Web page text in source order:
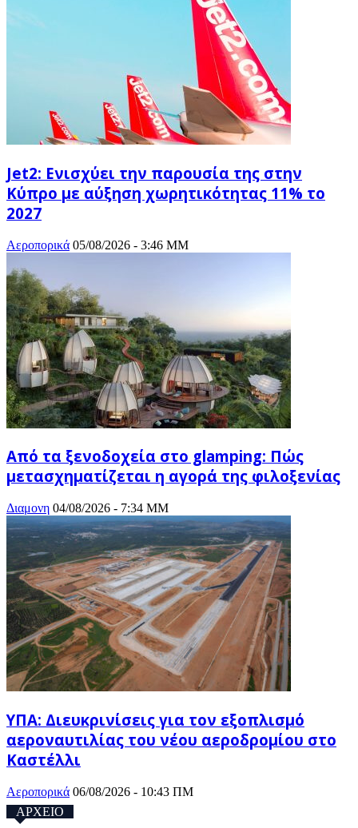
Jet2: Ενισχύει την παρουσία της στην
Κύπρο με αύξηση χωρητικότητας 11% το
2027
Αεροπορικά 05/08/2026 - 3:46 ΜΜ
Από τα ξενοδοχεία στο glamping: Πώς
μετασχηματίζεται η αγορά της φιλοξενίας
Διαμονη 04/08/2026 - 7:34 ΜΜ
ΥΠΑ: Διευκρινίσεις για τον εξοπλισμό
αεροναυτιλίας του νέου αεροδρομίου στο
Καστέλλι
Αεροπορικά 06/08/2026 - 10:43 ΠΜ
ΑΡΧΕΙΟ